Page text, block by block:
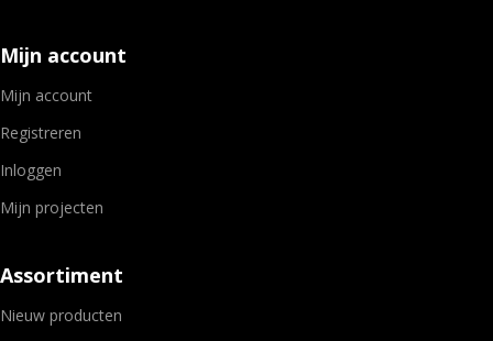
Mijn account
Mijn account
Registreren
Inloggen
Mijn projecten
Assortiment
Nieuw producten